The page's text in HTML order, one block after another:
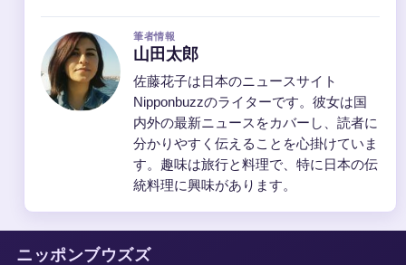
筆者情報
山田太郎
佐藤花子は日本のニュースサイト
Nipponbuzzのライターです。彼女は国
内外の最新ニュースをカバーし、読者に
分かりやすく伝えることを心掛けていま
す。趣味は旅行と料理で、特に日本の伝
統料理に興味があります。
ニッポンブウズズ